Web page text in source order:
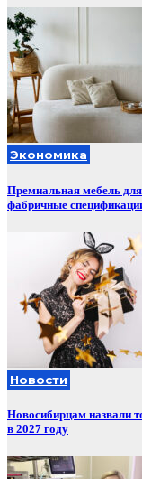
Экономика
Премиальная мебель
фабричные
Новости
Новосибирцам назвали
в 2027 году